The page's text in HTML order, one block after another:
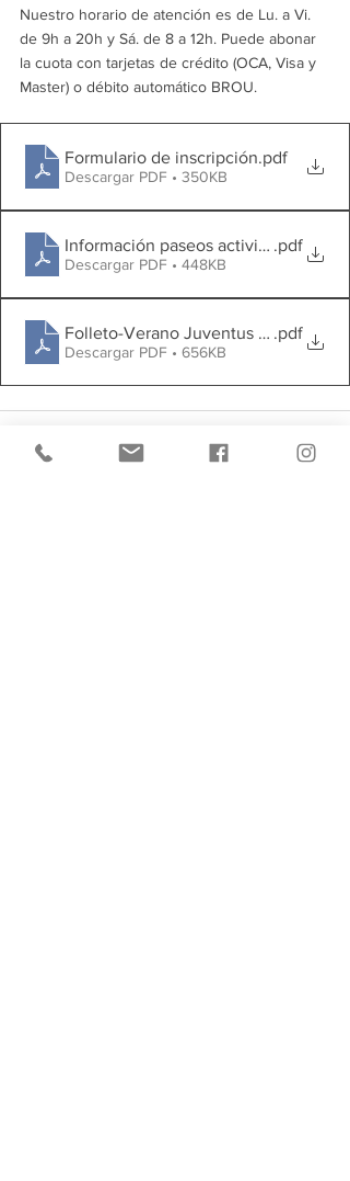
Nuestro horario de atención es de Lu. a Vi.
de 9h a 20h y Sá. de 8 a 12h. Puede abonar
la cuota con tarjetas de crédito (OCA, Visa y
Master) o débito automático BROU.
Formulario de inscripción.pdf
Descargar PDF • 350KB
Información paseos actividades
.pdf
Descargar PDF • 448KB
Folleto-Verano Juventus 2026.pdf
Descargar PDF • 656KB